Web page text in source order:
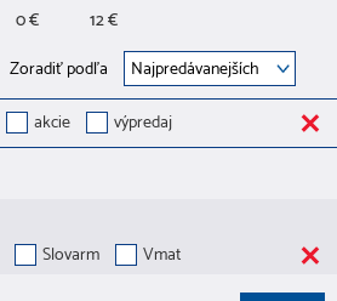
0 €
12 €
Zoradiť podľa
akcie výpredaj
Slovarm Vmat